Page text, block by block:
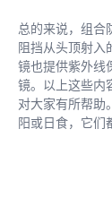
总的来说，组合
阻挡从头顶射入
镜也提供紫外线
镜。以上这些内
对大家有所帮助
阳或日食，它们